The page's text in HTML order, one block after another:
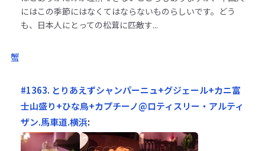
にはこの季節にはなくてはならないものらしいです。どう
も、日本人にとっての松茸に匹敵す...
蟹
#1363. とりあえずシャンパーニュ+グジェール+カニ富
士山盛り+ひな鳥+カプチーノ@ロティスリー・アルティ
ザン.馬車道.横浜: